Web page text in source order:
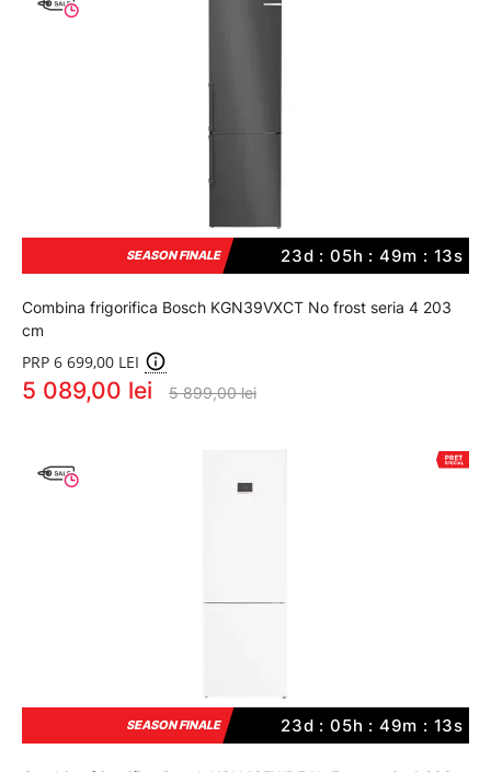
SEASON FINALE 23d : 05h : 49m : 12s
Combina frigorifica Bosch KGN39VXCT No frost seria 4 203
cm
PRP 6 699,00 LEI
5 089,00 lei 5 899,00 lei
SEASON FINALE 23d : 05h : 49m : 12s